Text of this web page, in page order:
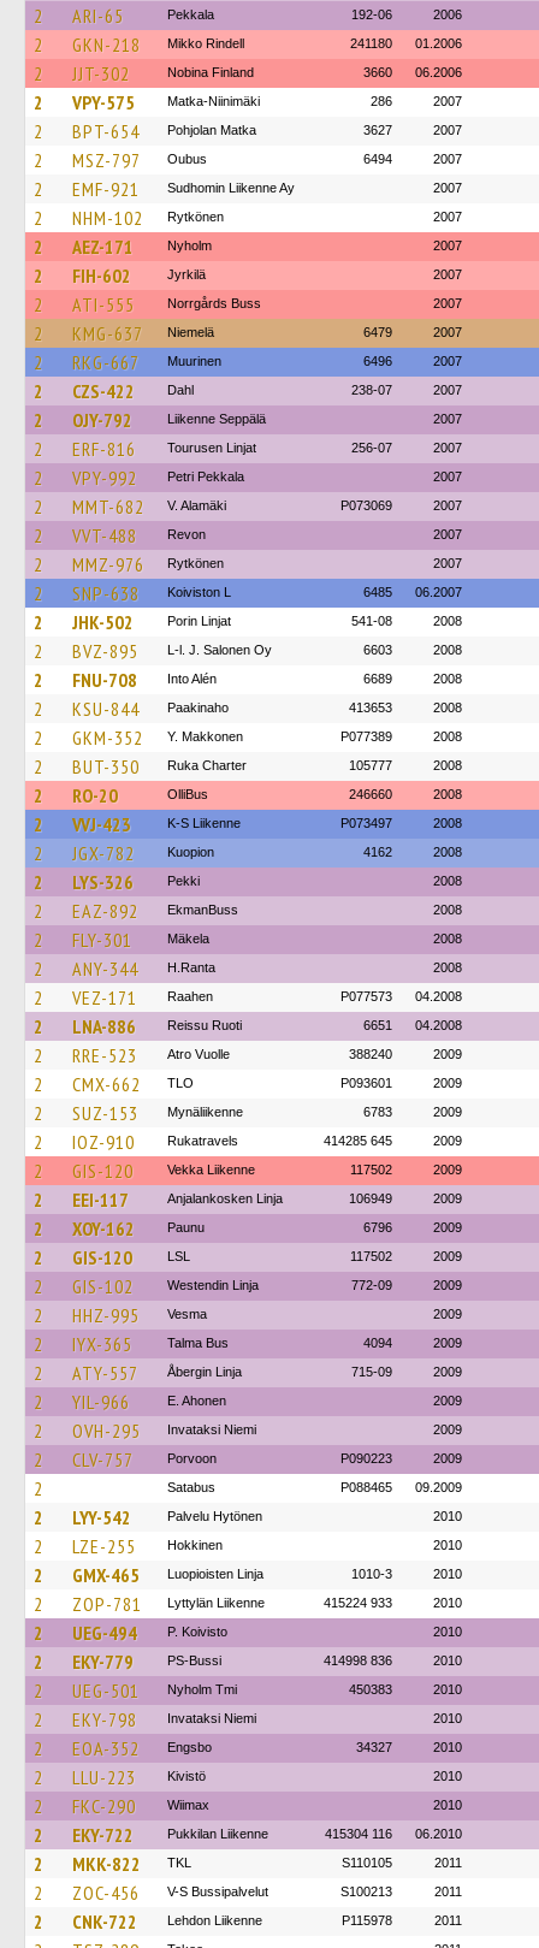
2 ARI-65 Pekkala 192-06 2006
2 GKN-218 Mikko Rindell 241180 01.2006
2 JJT-302 Nobina Finland 3660 06.2006
2 VPY-575 Matka-Niinimäki 286 2007
2 BPT-654 Pohjolan Matka 3627 2007
2 MSZ-797 Oubus 6494 2007
2 EMF-921 Sudhomin Liikenne Ay 2007
2 NHM-102 Rytkönen 2007
2 AEZ-171 Nyholm 2007
2 FIH-602 Jyrkilä 2007
2 ATI-555 Norrgårds Buss 2007
2 KMG-637 Niemelä 6479 2007
2 RKG-667 Muurinen 6496 2007
2 CZS-422 Dahl 238-07 2007
2 OJY-792 Liikenne Seppälä 2007
2 ERF-816 Tourusen Linjat 256-07 2007
2 VPY-992 Petri Pekkala 2007
2 MMT-682 V. Alamäki P073069 2007
2 VVT-488 Revon 2007
2 MMZ-976 Rytkönen 2007
2 SNP-638 Koiviston L 6485 06.2007
2 JHK-502 Porin Linjat 541-08 2008
2 BVZ-895 L-l. J. Salonen Oy 6603 2008
2 FNU-708 Into Alén 6689 2008
2 KSU-844 Paakinaho 413653 2008
2 GKM-352 Y. Makkonen P077389 2008
2 BUT-350 Ruka Charter 105777 2008
2 RO-20 OlliBus 246660 2008
2 VVJ-423 K-S Liikenne P073497 2008
2 JGX-782 Kuopion 4162 2008
2 LYS-326 Pekki 2008
2 EAZ-892 EkmanBuss 2008
2 FLY-301 Mäkela 2008
2 ANY-344 H.Ranta 2008
2 VEZ-171 Raahen P077573 04.2008
2 LNA-886 Reissu Ruoti 6651 04.2008
2 RRE-523 Atro Vuolle 388240 2009
2 CMX-662 TLO P093601 2009
2 SUZ-153 Mynäliikenne 6783 2009
2 IOZ-910 Rukatravels 414285 645 2009
2 GIS-120 Vekka Liikenne 117502 2009
2 EEI-117 Anjalankosken Linja 106949 2009
2 XOY-162 Paunu 6796 2009
2 GIS-120 LSL 117502 2009
2 GIS-102 Westendin Linja 772-09 2009
2 HHZ-995 Vesma 2009
2 IYX-365 Talma Bus 4094 2009
2 ATY-557 Åbergin Linja 715-09 2009
2 YIL-966 E. Ahonen 2009
2 OVH-295 Invataksi Niemi 2009
2 CLV-757 Porvoon P090223 2009
2 Satabus P088465 09.2009
2 LYY-542 Palvelu Hytönen 2010
2 LZE-255 Hokkinen 2010
2 GMX-465 Luopioisten Linja 1010-3 2010
2 ZOP-781 Lyttylän Liikenne 415224 933 2010
2 UEG-494 P. Koivisto 2010
2 EKY-779 PS-Bussi 414998 836 2010
2 UEG-501 Nyholm Tmi 450383 2010
2 EKY-798 Invataksi Niemi 2010
2 EOA-352 Engsbo 34327 2010
2 LLU-223 Kivistö 2010
2 FKC-290 Wiimax 2010
2 EKY-722 Pukkilan Liikenne 415304 116 06.2010
2 MKK-822 TKL S110105 2011
2 ZOC-456 V-S Bussipalvelut S100213 2011
2 CNK-722 Lehdon Liikenne P115978 2011